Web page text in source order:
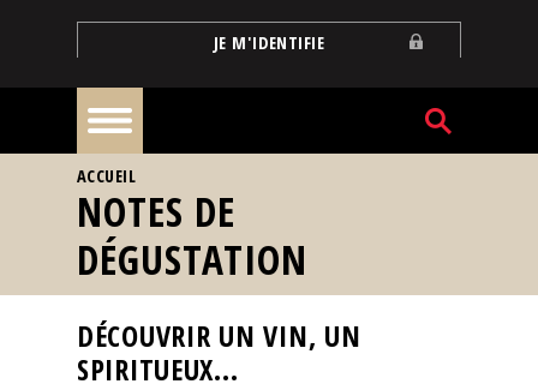
JE M'IDENTIFIE
À
la
une
Reportages
Nos
VOUS ÊTES ICI
ACCUEIL
NOTES DE
DÉGUSTATION
DÉCOUVRIR UN VIN, UN
SPIRITUEUX...